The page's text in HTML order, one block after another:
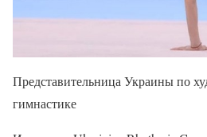
Представительница Украины по
гимнастике